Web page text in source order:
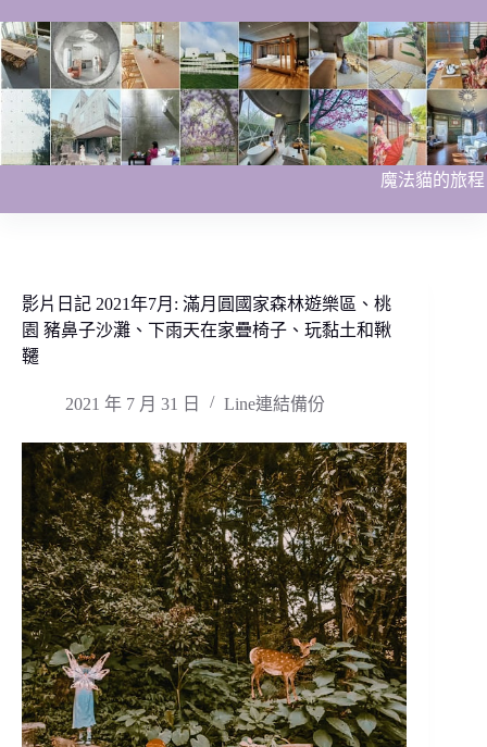
至
主
要
內
容
魔法貓的旅程
影片日記 2021年7月: 滿月圓國家森林遊樂區、桃
園 豬鼻子沙灘、下雨天在家疊椅子、玩黏土和鞦
韆
2021 年 7 月 31 日 Line連結備份